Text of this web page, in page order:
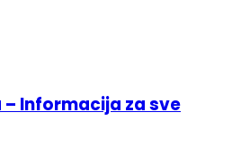
– Informacija za sve